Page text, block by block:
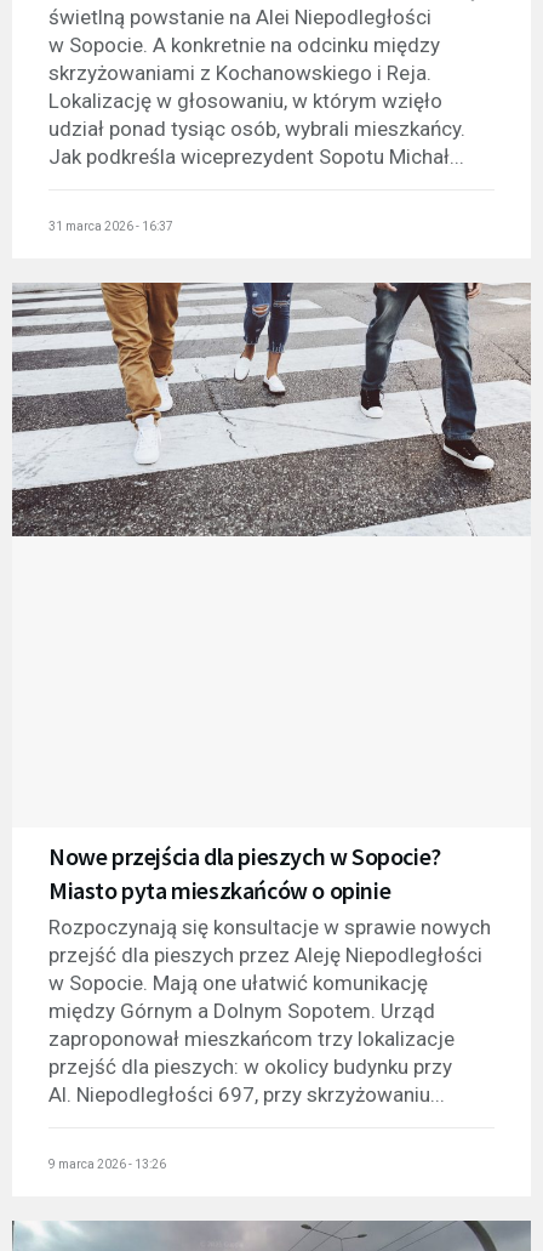
świetlną powstanie na Alei Niepodległości
w Sopocie. A konkretnie na odcinku między
skrzyżowaniami z Kochanowskiego i Reja.
Lokalizację w głosowaniu, w którym wzięło
udział ponad tysiąc osób, wybrali mieszkańcy.
Jak podkreśla wiceprezydent Sopotu Michał...
31 marca 2026 - 16:37
Nowe przejścia dla pieszych w Sopocie?
Miasto pyta mieszkańców o opinie
Rozpoczynają się konsultacje w sprawie nowych
przejść dla pieszych przez Aleję Niepodległości
w Sopocie. Mają one ułatwić komunikację
między Górnym a Dolnym Sopotem. Urząd
zaproponował mieszkańcom trzy lokalizacje
przejść dla pieszych: w okolicy budynku przy
Al. Niepodległości 697, przy skrzyżowaniu...
9 marca 2026 - 13:26